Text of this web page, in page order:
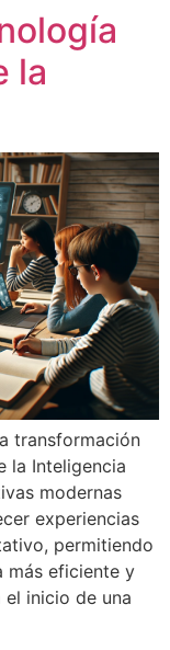
la
transformación
la Inteligencia
modernas
experiencias
permitiendo
más eficiente y
inicio de una